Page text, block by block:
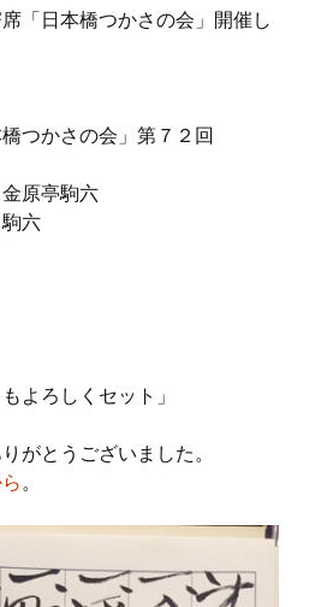
「日本橋つかさの会」開催し
つかさの会」第７２回
原亭駒六
六
よろしくセット」
がとうございました。
。